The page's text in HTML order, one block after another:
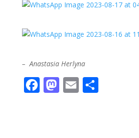
– Anastasia Herlyna
F M E S